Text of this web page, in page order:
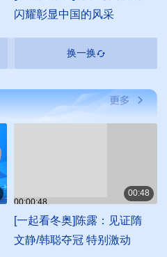
闪耀彰显中国的风采
换一换
00:00:48
00:48
[一起看冬奥]陈露：见证隋
文静/韩聪夺冠 特别激动